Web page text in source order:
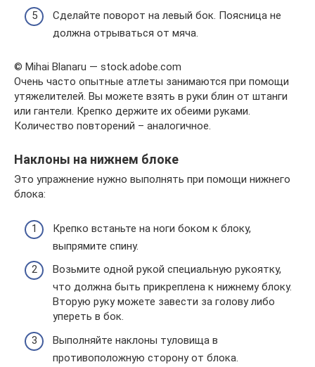
Сделайте поворот на левый бок. Поясница не
должна отрываться от мяча.
© Mihai Blanaru — stock.adobe.com
Очень часто опытные атлеты занимаются при помощи
утяжелителей. Вы можете взять в руки блин от штанги
или гантели. Крепко держите их обеими руками.
Количество повторений – аналогичное.
Наклоны на нижнем блоке
Это упражнение нужно выполнять при помощи нижнего
блока:
Крепко встаньте на ноги боком к блоку,
выпрямите спину.
Возьмите одной рукой специальную рукоятку,
что должна быть прикреплена к нижнему блоку.
Вторую руку можете завести за голову либо
упереть в бок.
Выполняйте наклоны туловища в
противоположную сторону от блока.